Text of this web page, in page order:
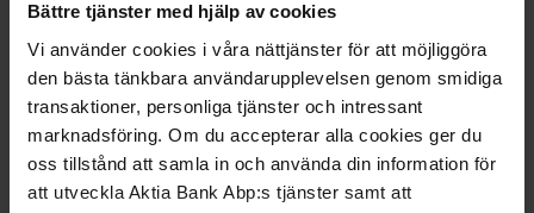
Bättre tjänster med hjälp av cookies
Vi använder cookies i våra nättjänster för att möjliggöra
den bästa tänkbara användarupplevelsen genom smidiga
transaktioner, personliga tjänster och intressant
marknadsföring. Om du accepterar alla cookies ger du
oss tillstånd att samla in och använda din information för
att utveckla Aktia Bank Abp:s tjänster samt att